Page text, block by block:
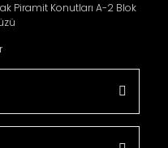
Piramit Konutları A-2 Blok